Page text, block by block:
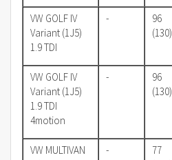
VW GOLF IV
Variant (1J5)
1.9 TDI
-
96
(130)
VW GOLF IV
Variant (1J5)
1.9 TDI
4motion
-
96
(130)
VW MULTIVAN
-
77